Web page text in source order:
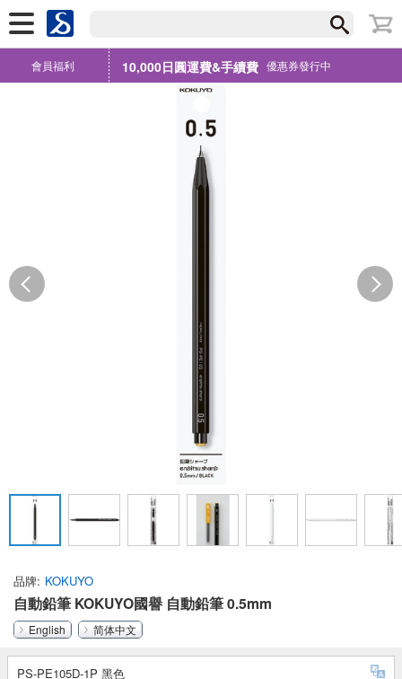
會員福利 10,000日圓運費&手續費 優惠券發行中
品牌 KOKUYO
自動鉛筆 KOKUYO國譽 自動鉛筆 0.5mm
English 简体中文
PS-PE105D-1P 黑色